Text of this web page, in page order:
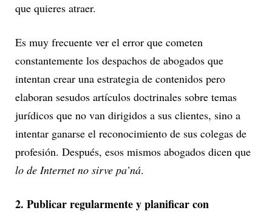
que quieres atraer.
Es muy frecuente ver el error que cometen
constantemente los despachos de abogados que
intentan crear una estrategia de contenidos pero
elaboran sesudos artículos doctrinales sobre temas
jurídicos que no van dirigidos a sus clientes, sino a
intentar ganarse el reconocimiento de sus colegas de
profesión. Después, esos mismos abogados dicen que
lo de Internet no sirve pa’ná.
2. Publicar regularmente y planificar con